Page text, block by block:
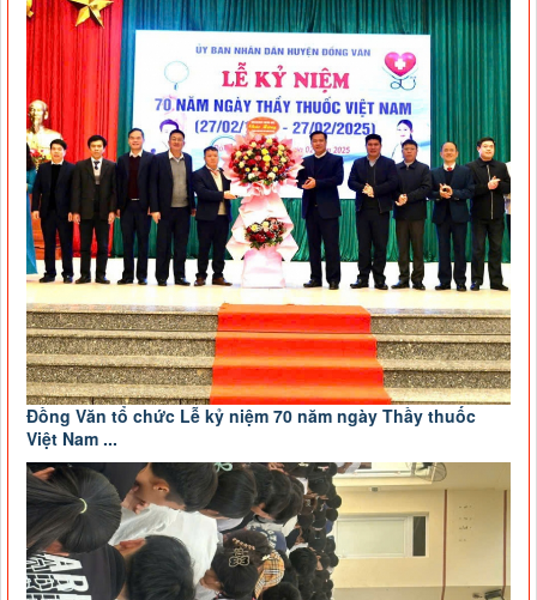
Đồng Văn tổ chức Lễ kỷ niệm 70 năm ngày Thầy thuốc
Việt Nam ...